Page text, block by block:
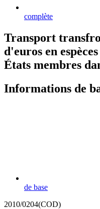
complète
Transport
d'euros en
États membres
Informations de
de base
2010/0204(COD)